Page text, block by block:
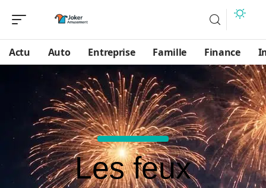
Actu Auto Entreprise Famille Finance
Les feux